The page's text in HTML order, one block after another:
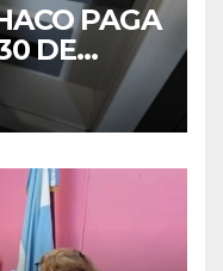
PAGA
DE
DE